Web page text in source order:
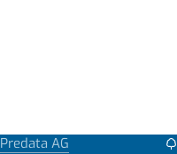
Predata AG